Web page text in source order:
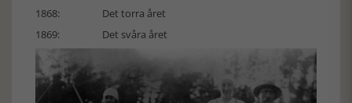
1868: Det torra året
1869: Det svåra året